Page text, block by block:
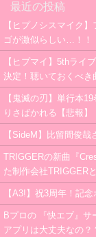
最近の投稿
【ヒプノシスマイク
ゴが激似らしい…！！
【ヒプマイ】5thライ
決定！聴いておくべき
【鬼滅の刃】単行本
りさばかれる【悲報】
【SideM】比留間俊
TRIGGERの新曲『
た制作会社TRIGGER
【A3!】祝3周年！記
Bプロの 『快エブ』
アプリは大丈夫なの？